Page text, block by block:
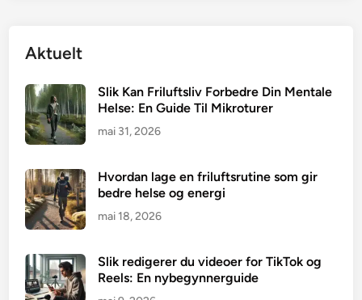
Aktuelt
Slik Kan Friluftsliv Forbedre Din Mentale
Helse: En Guide Til Mikroturer
mai 31, 2026
Hvordan lage en friluftsrutine som gir
bedre helse og energi
mai 18, 2026
Slik redigerer du videoer for TikTok og
Reels: En nybegynnerguide